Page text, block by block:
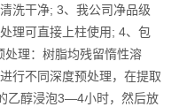
洗干净; 3、我公司净品级
理可直接上柱使用; 4、包
理：树脂均残留惰性溶
行不同深度预处理，在提取
乙醇浸泡3—4小时，然后放